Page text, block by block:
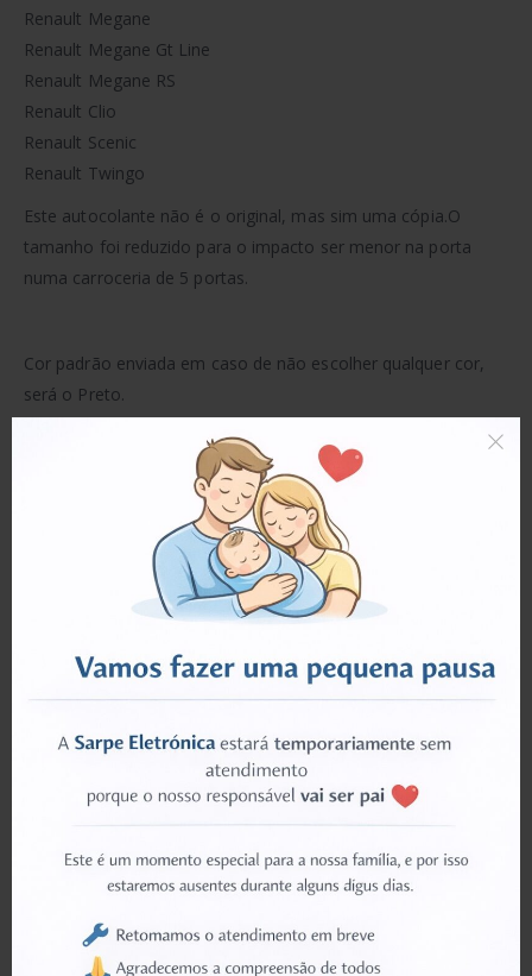
Renault Megane
Renault Megane Gt Line
Renault Megane RS
Renault Clio
Renault Scenic
Renault Twingo
Este autocolante não é o original, mas sim uma cópia.O
tamanho foi reduzido para o impacto ser menor na porta
numa carroceria de 5 portas.
Cor padrão enviada em caso de não escolher qualquer cor,
será o Preto.
Resiste até 5 anos às condiçoes climatéricas
Medidas: 400mm x 172mm
Um par (esq e dir)
Outros autocolantes sob pedido.
PRODUTOS RELACIONADOS